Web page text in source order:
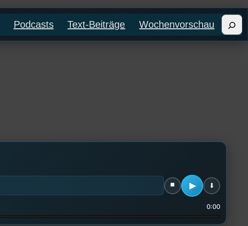
Podcasts Text-Beiträge Wochenvorschau
0:00